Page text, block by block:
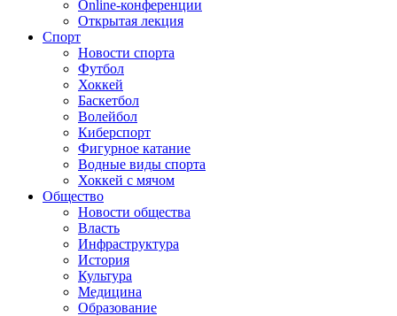
Online-конференции
Открытая лекция
Спорт
Новости спорта
Футбол
Хоккей
Баскетбол
Волейбол
Киберспорт
Фигурное катание
Водные виды спорта
Хоккей с мячом
Общество
Новости общества
Власть
Инфраструктура
История
Культура
Медицина
Образование